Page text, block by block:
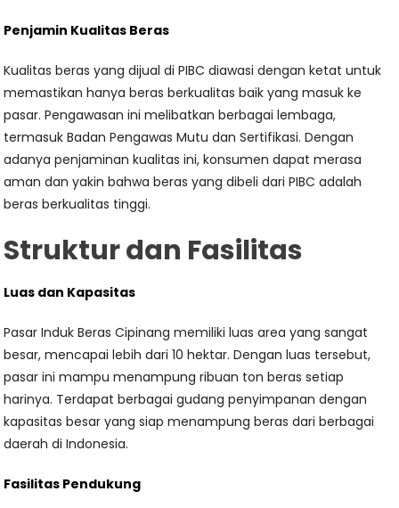
Penjamin Kualitas Beras
Kualitas beras yang dijual di PIBC diawasi dengan ketat untuk
memastikan hanya beras berkualitas baik yang masuk ke
pasar. Pengawasan ini melibatkan berbagai lembaga,
termasuk Badan Pengawas Mutu dan Sertifikasi. Dengan
adanya penjaminan kualitas ini, konsumen dapat merasa
aman dan yakin bahwa beras yang dibeli dari PIBC adalah
beras berkualitas tinggi.
Struktur dan Fasilitas
Luas dan Kapasitas
Pasar Induk Beras Cipinang memiliki luas area yang sangat
besar, mencapai lebih dari 10 hektar. Dengan luas tersebut,
pasar ini mampu menampung ribuan ton beras setiap
harinya. Terdapat berbagai gudang penyimpanan dengan
kapasitas besar yang siap menampung beras dari berbagai
daerah di Indonesia.
Fasilitas Pendukung